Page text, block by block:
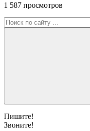
1 587 просмотров
Пишите!
Звоните!